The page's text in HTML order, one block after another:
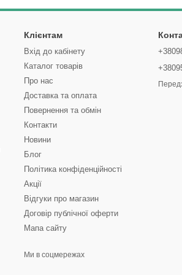
Клієнтам
Вхід до кабінету
Каталог товарів
Про нас
Доставка та оплата
Повернення та обмін
Контакти
Новини
Блог
Політика конфіденційності
Акції
Відгуки про магазин
Договір публічної оферти
Мапа сайту
Ми в соцмережах